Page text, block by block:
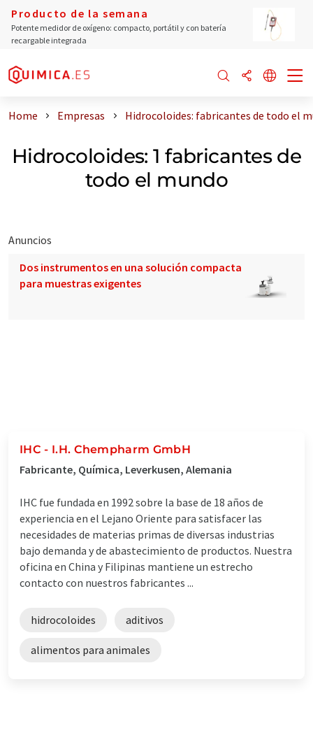
Producto de la semana
Potente medidor de oxígeno: compacto, portátil y con batería
recargable integrada
Home Empresas Hidrocoloides: fabricantes de todo el
Hidrocoloides: 1 fabricantes de
todo el mundo
Anuncios
Dos instrumentos en una solución compacta
para muestras exigentes
IHC - I.H. Chempharm GmbH
Fabricante, Química, Leverkusen, Alemania
IHC fue fundada en 1992 sobre la base de 18 años de
experiencia en el Lejano Oriente para satisfacer las
necesidades de materias primas de diversas industrias
bajo demanda y de abastecimiento de productos. Nuestra
oficina en China y Filipinas mantiene un estrecho
contacto con nuestros fabricantes ...
hidrocoloides aditivos
alimentos para animales